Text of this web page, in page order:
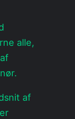
alle,
af